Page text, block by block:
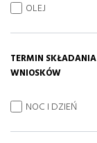
OLEJ
TERMIN SKŁADANIA
WNIOSKÓW
NOC I DZIEŃ